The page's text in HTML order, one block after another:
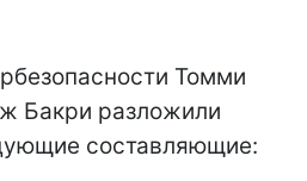
Томми
Бакри разложили
составляющие: